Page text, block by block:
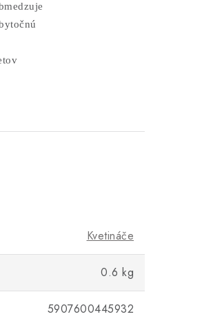
Kvetináče
0.6 kg
5907600445932